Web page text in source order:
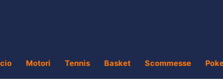
Motori Tennis Basket Scommesse